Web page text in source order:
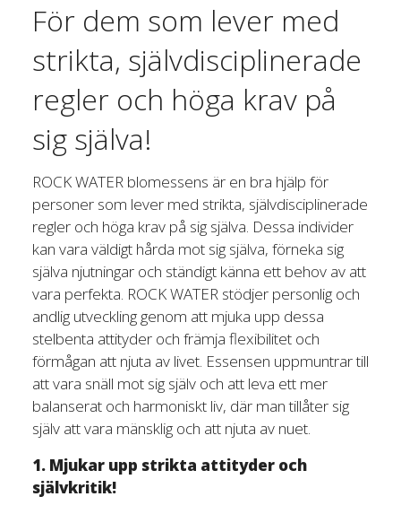
För dem som lever med
strikta, självdisciplinerade
regler och höga krav på
sig själva!
ROCK WATER blomessens är en bra hjälp för
personer som lever med strikta, självdisciplinerade
regler och höga krav på sig själva. Dessa individer
kan vara väldigt hårda mot sig själva, förneka sig
själva njutningar och ständigt känna ett behov av att
vara perfekta. ROCK WATER stödjer personlig och
andlig utveckling genom att mjuka upp dessa
stelbenta attityder och främja flexibilitet och
förmågan att njuta av livet. Essensen uppmuntrar till
att vara snäll mot sig själv och att leva ett mer
balanserat och harmoniskt liv, där man tillåter sig
själv att vara mänsklig och att njuta av nuet.
1. Mjukar upp strikta attityder och
självkritik!